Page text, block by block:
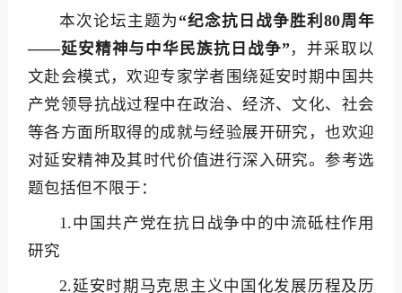
本次论坛主题为 “纪念抗日战争胜利80周年
——延安精神与中华民族抗日战争”，并采取以
文赴会模式，欢迎专家学者围绕延安时期中国共
产党领导抗战过程中在政治、经济、文化、社会
等各方面所取得的成就与经验展开研究，也欢迎
对延安精神及其时代价值进行深入研究。参考选
题包括但不限于：
1.中国共产党在抗日战争中的中流砥柱作用
研究
2.延安时期马克思主义中国化发展历程及历